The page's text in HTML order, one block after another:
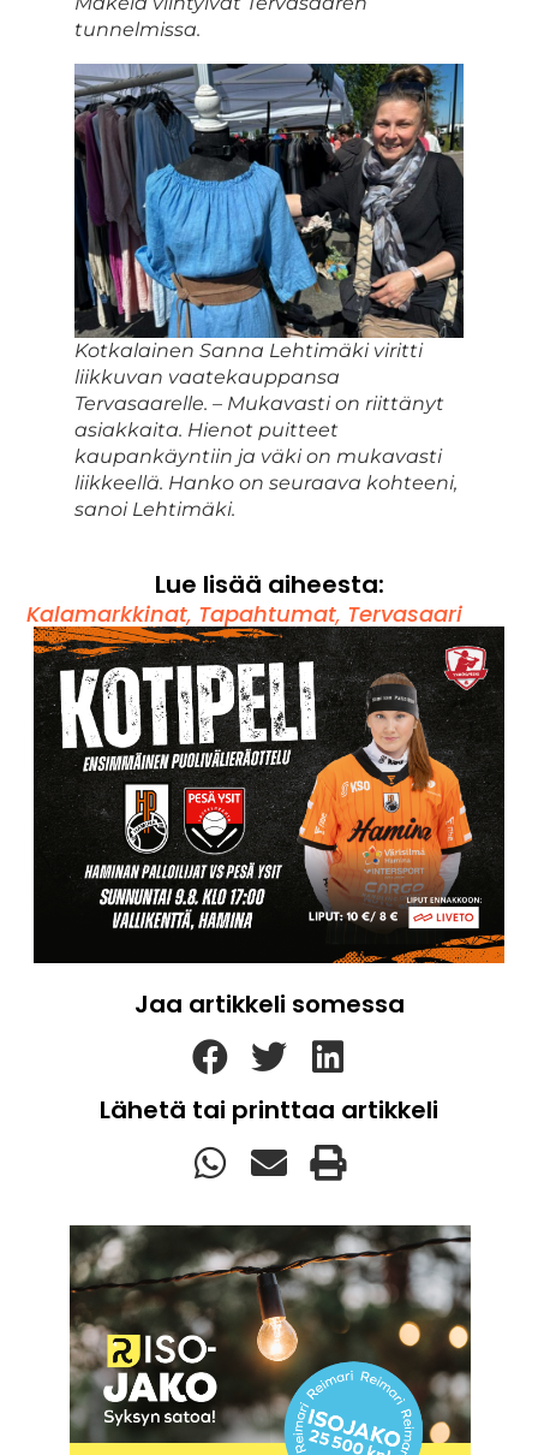
tunnelmissa.
Kotkalainen Sanna Lehtimäki viritti
liikkuvan vaatekauppansa
Tervasaarelle. – Mukavasti on riittänyt
asiakkaita. Hienot puitteet
kaupankäyntiin ja väki on mukavasti
liikkeellä. Hanko on seuraava kohteeni,
sanoi Lehtimäki.
Lue lisää aiheesta:
Kalamarkkinat, Tapahtumat, Tervasaari
Jaa artikkeli somessa
Lähetä tai printtaa artikkeli